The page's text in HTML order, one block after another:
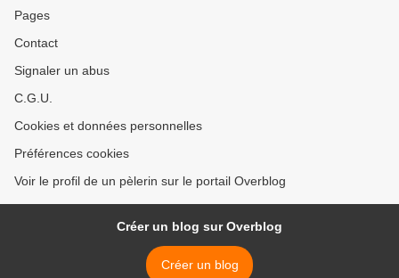
Pages
Contact
Signaler un abus
C.G.U.
Cookies et données personnelles
Préférences cookies
Voir le profil de un pèlerin sur le portail Overblog
Créer un blog sur Overblog
Créer un blog